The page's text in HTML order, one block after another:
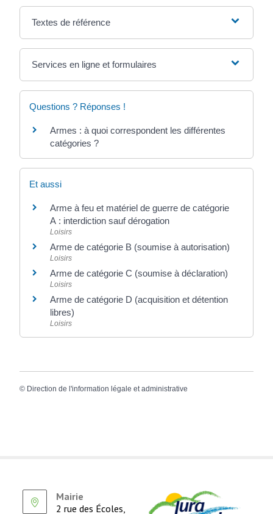
Textes de référence
Services en ligne et formulaires
Questions ? Réponses !
Armes : à quoi correspondent les différentes
catégories ?
Et aussi
Arme à feu et matériel de guerre de catégorie
A : interdiction sauf dérogation
Loisirs
Arme de catégorie B (soumise à autorisation)
Loisirs
Arme de catégorie C (soumise à déclaration)
Loisirs
Arme de catégorie D (acquisition et détention
libres)
Loisirs
© Direction de l'information légale et administrative
Mairie
2 rue des Écoles,